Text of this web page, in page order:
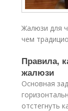
Жалюзи для
чем
Правила,
жалюзи
Основная
отстегнуть